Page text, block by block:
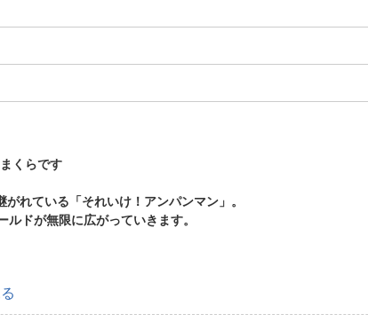
くらです
れている「それいけ！アンパンマン」。
ドが無限に広がっていきます。